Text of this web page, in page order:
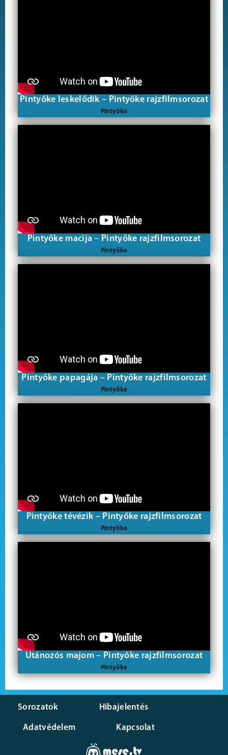
Pintyőke leskelődik – Pintyőke rajzfilmsorozat
Pintyőke
Pintyőke macija – Pintyőke rajzfilmsorozat
Pintyőke
Pintyőke papagája – Pintyőke rajzfilmsorozat
Pintyőke
Pintyőke tévézik – Pintyőke rajzfilmsorozat
Pintyőke
Utánozós majom – Pintyőke rajzfilmsorozat
Pintyőke
Sorozatok Hibajelentés
Adatvédelem Kapcsolat